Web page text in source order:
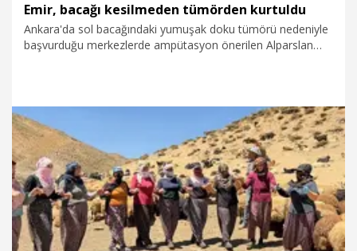
Emir, bacağı kesilmeden tümörden kurtuldu
Ankara'da sol bacağındaki yumuşak doku tümörü nedeniyle
başvurduğu merkezlerde ampütasyon önerilen Alparslan
8.08.2026 Sağlık-Yaşam